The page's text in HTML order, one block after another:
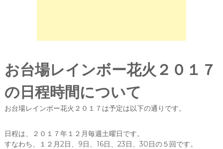
お台場レインボー花火２０１７
の日程時間について
お台場レインボー花火２０１７は予定は以下の通りです。
日程は、２０１７年１２月毎週土曜日です。
すなわち、１２月2日、9日、16日、23日、30日の５回です。